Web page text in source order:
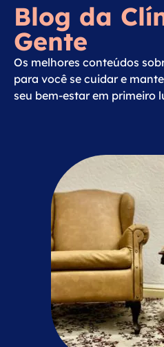
Blog da
Gente
Os melhores conteúdos
para você se cuidar e
seu bem-estar em primeiro